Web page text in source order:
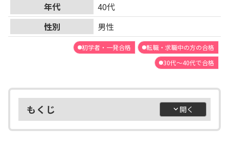
年代
40代
性別
男性
初学者・一発合格
転職・求職中の方の合格
30代～40代で合格
もくじ